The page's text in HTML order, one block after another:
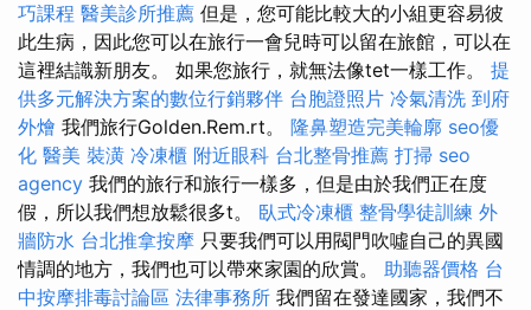
巧課程 醫美診所推薦 但是，您可能比較大的小組更容易彼
此生病，因此您可以在旅行一會兒時可以留在旅館，可以在
這裡結識新朋友。 如果您旅行，就無法像tet一樣工作。 提
供多元解決方案的數位行銷夥伴 台胞證照片 冷氣清洗 到府
外燴 我們旅行Golden.Rem.rt。 隆鼻塑造完美輪廓 seo優
化 醫美 裝潢 冷凍櫃 附近眼科 台北整骨推薦 打掃 seo
agency 我們的旅行和旅行一樣多，但是由於我們正在度
假，所以我們想放鬆很多t。 臥式冷凍櫃 整骨學徒訓練 外
牆防水 台北推拿按摩 只要我們可以用閥門吹噓自己的異國
情調的地方，我們也可以帶來家園的欣賞。 助聽器價格 台
中按摩排毒討論區 法律事務所 我們留在發達國家，我們不